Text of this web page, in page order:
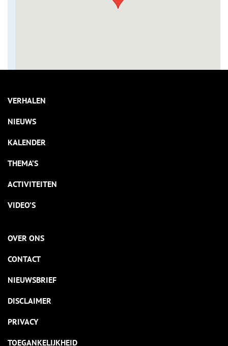
VERHALEN
NIEUWS
KALENDER
THEMA’S
ACTIVITEITEN
VIDEO’S
OVER ONS
CONTACT
NIEUWSBRIEF
DISCLAIMER
PRIVACY
TOEGANKELIJKHEID